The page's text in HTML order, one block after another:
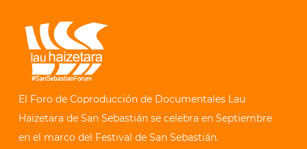
El Foro de Coproducción de Documentales Lau
Haizetara de San Sebastián se celebra en Septiembre
en el marco del Festival de San Sebastián.